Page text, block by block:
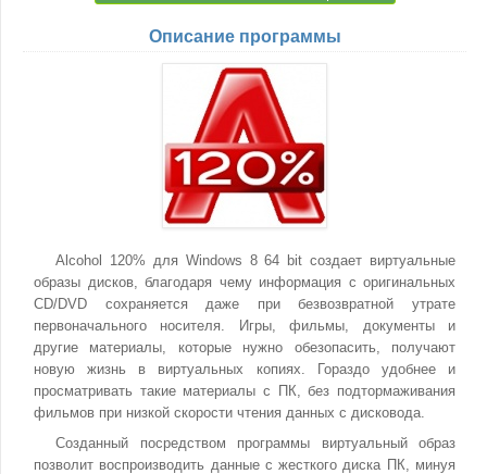
Описание программы
Alcohol 120% для Windows 8 64 bit создает виртуальные
образы дисков, благодаря чему информация с оригинальных
CD/DVD сохраняется даже при безвозвратной утрате
первоначального носителя. Игры, фильмы, документы и
другие материалы, которые нужно обезопасить, получают
новую жизнь в виртуальных копиях. Гораздо удобнее и
просматривать такие материалы с ПК, без подтормаживания
фильмов при низкой скорости чтения данных с дисковода.
Созданный посредством программы виртуальный образ
позволит воспроизводить данные с жесткого диска ПК, минуя